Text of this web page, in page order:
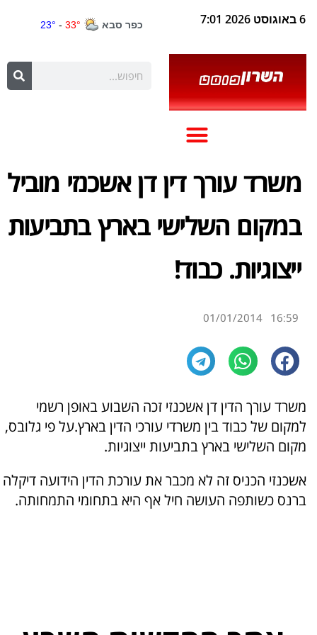
6 באוגוסט 2026 7:01
משרד עורך דין דן אשכנזי מוביל
במקום השלישי בארץ בתביעות
ייצוגיות. כבוד!
16:59
01/01/2014
משרד עורך הדין דן אשכנזי זכה השבוע באופן רשמי
למקום של כבוד בין משרדי עורכי הדין בארץ.על פי גלובס,
מקום השלישי בארץ בתביעות ייצוגיות.
אשכנזי הכניס זה לא מכבר את עורכת הדין הידועה דיקלה
ברנס כשותפה העושה חיל אף היא בתחומי התמחותה.